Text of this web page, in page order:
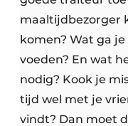
maaltijdbezorger
komen? Wat ga
voeden? En wat
nodig? Kook je
tijd wel met je
vindt? Dan moet